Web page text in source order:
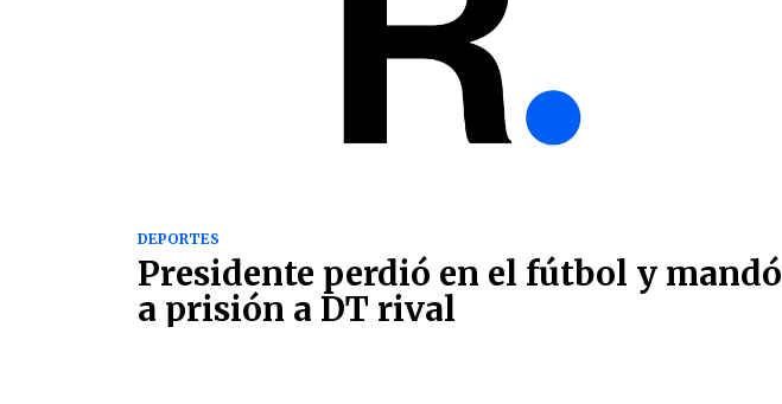
DEPORTES
Presidente perdió en el fútbol y mandó
a prisión a DT rival